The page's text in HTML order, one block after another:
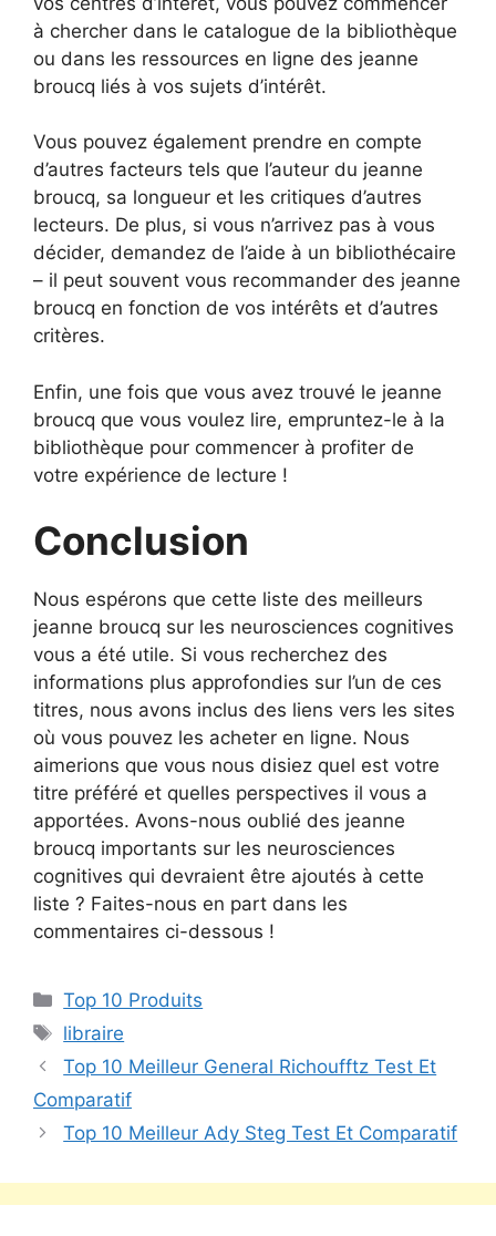
à chercher dans le catalogue de la bibliothèque
ou dans les ressources en ligne des jeanne
broucq liés à vos sujets d’intérêt.
Vous pouvez également prendre en compte
d’autres facteurs tels que l’auteur du jeanne
broucq, sa longueur et les critiques d’autres
lecteurs. De plus, si vous n’arrivez pas à vous
décider, demandez de l’aide à un bibliothécaire
– il peut souvent vous recommander des jeanne
broucq en fonction de vos intérêts et d’autres
critères.
Enfin, une fois que vous avez trouvé le jeanne
broucq que vous voulez lire, empruntez-le à la
bibliothèque pour commencer à profiter de
votre expérience de lecture !
Conclusion
Nous espérons que cette liste des meilleurs
jeanne broucq sur les neurosciences cognitives
vous a été utile. Si vous recherchez des
informations plus approfondies sur l’un de ces
titres, nous avons inclus des liens vers les sites
où vous pouvez les acheter en ligne. Nous
aimerions que vous nous disiez quel est votre
titre préféré et quelles perspectives il vous a
apportées. Avons-nous oublié des jeanne
broucq importants sur les neurosciences
cognitives qui devraient être ajoutés à cette
liste ? Faites-nous en part dans les
commentaires ci-dessous !
Top 10 Produits
libraire
Top 10 Meilleur General Richoufftz Test Et
Comparatif
Top 10 Meilleur Ady Steg Test Et Comparatif